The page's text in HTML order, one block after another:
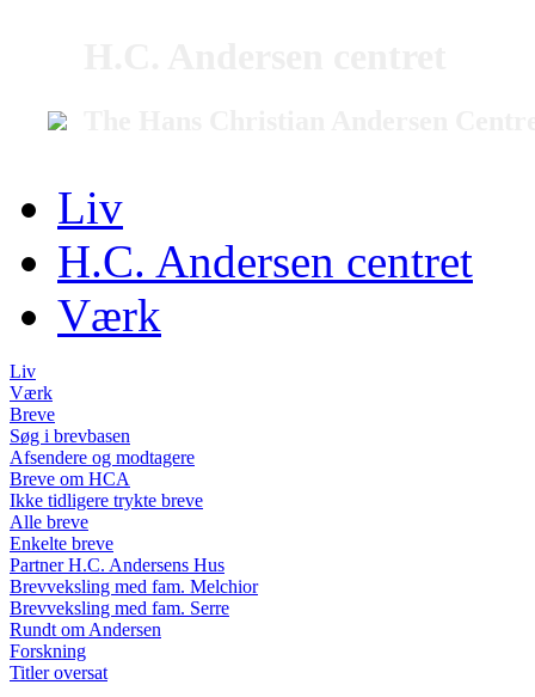
Liv
H.C. Andersen centret
Værk
Liv
Værk
Breve
Søg i brevbasen
Afsendere og modtagere
Breve om HCA
Ikke tidligere trykte breve
Alle breve
Enkelte breve
Partner H.C. Andersens Hus
Brevveksling med fam. Melchior
Brevveksling med fam. Serre
Rundt om Andersen
Forskning
Titler oversat